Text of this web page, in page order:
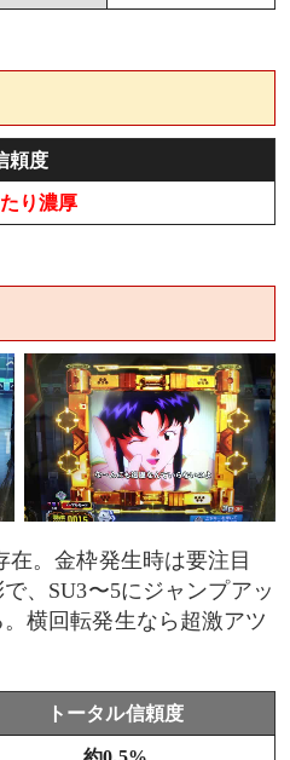
頼度
り濃厚
。金枠発生時は要注目
、SU3〜5にジャンプアッ
横回転発生なら超激アツ
トータル信頼度